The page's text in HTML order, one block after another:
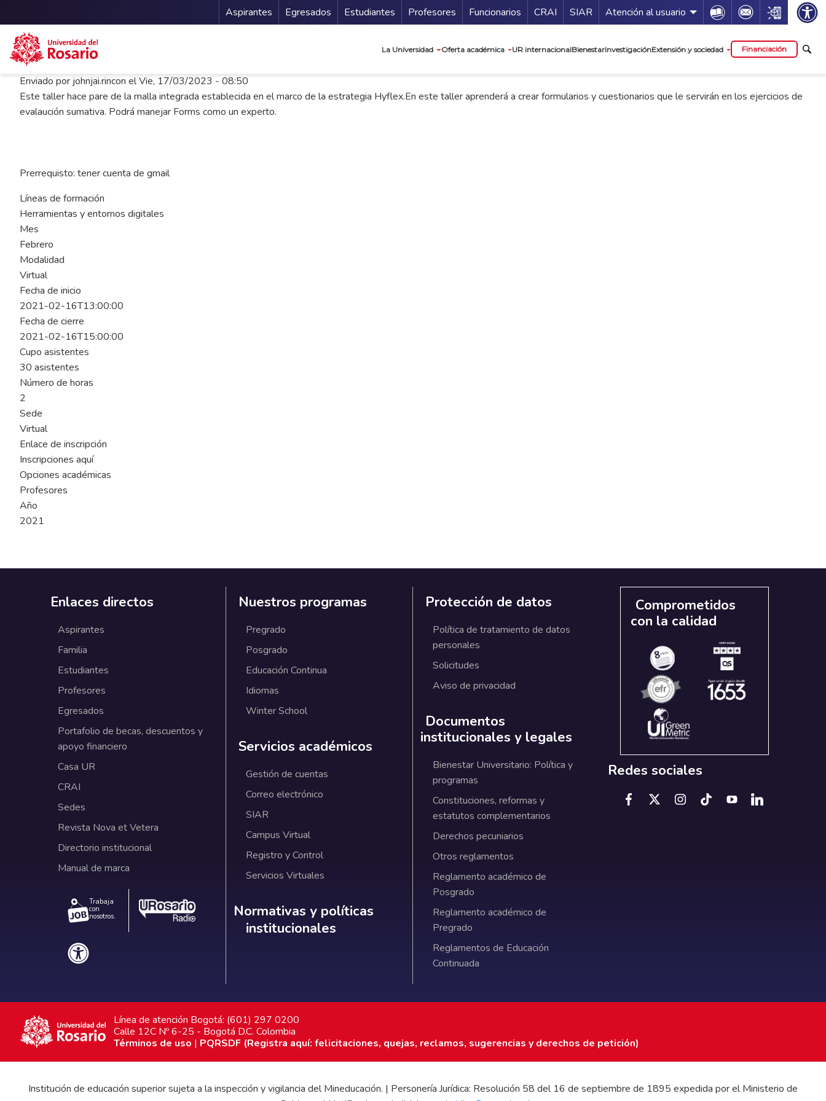
Pasar al contenido principal
Menu Secundario
Aspirantes Egresados Estudiantes Profesores Funcionarios Guía de servicios
CRAI SIAR Atención al usuario Icon Icon Icon
La Universidad Oferta académica UR internacionalBienestarInvestigaciónExtensión y sociedad Financiación
Enviado por johnjai.rincon elVie, 17/03/2023 - 08:50
Este taller hace pare de la malla integrada establecida en el marco de la estrategia Hyflex.En este taller aprenderá a crear formularios y cuestionarios que le servirán en los ejercicios de
evalaución sumativa. Podrá manejar Forms como un experto.
Prerrequisto: tener cuenta de gmail
Líneas de formación
Herramientas y entornos digitales
Mes
Febrero
Modalidad
Virtual
Fecha de inicio
2021-02-16T13:00:00
Fecha de cierre
2021-02-16T15:00:00
Cupo asistentes
30 asistentes
Número de horas
2
Sede
Virtual
Enlace de inscripción
Inscripciones aquí
Opciones académicas
Profesores
Año
2021
Enlaces directos
Aspirantes
Familia
Estudiantes
Profesores
Egresados
Portafolio de becas, descuentos y
apoyo financiero
Casa UR
CRAI
Sedes
Revista Nova et Vetera
Directorio institucional
Manual de marca
Trabaja
con
nosotros.
Nuestros programas
Pregrado
Posgrado
Educación Continua
Idiomas
Winter School
Servicios académicos
Gestión de cuentas
Correo electrónico
SIAR
Campus Virtual
Registro y Control
Servicios Virtuales
Normativas y políticas institucionales
Normativas y políticas
institucionales
Protección de datos
Política de tratamiento de datos
personales
Solicitudes
Aviso de privacidad
Documentos
institucionales y legales
Bienestar Universitario: Política y
programas
Constituciones, reformas y
estatutos complementarios
Derechos pecuniarios
Otros reglamentos
Reglamento académico de
Posgrado
Reglamento académico de
Pregrado
Reglamentos de Educación
Continuada
Comprometidos
con la calidad
Redes sociales
Línea de atención Bogotá: (601) 297 0200
Calle 12C Nº 6-25 - Bogotá D.C. Colombia
Términos de uso | PQRSDF (Registra aquí: felicitaciones, quejas, reclamos, sugerencias y derechos de petición)
Institución de educación superior sujeta a la inspección y vigilancia del Mineducación. | Personería Jurídica: Resolución 58 del 16 de septiembre de 1895 expedida por el Ministerio de